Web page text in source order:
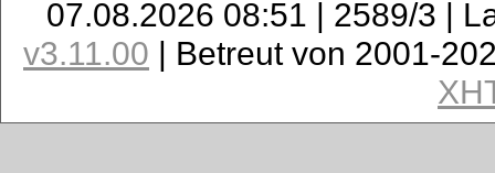
07.08.2026 08:51 | 2589/3 |
v3.11.00 | Betreut von 2001-